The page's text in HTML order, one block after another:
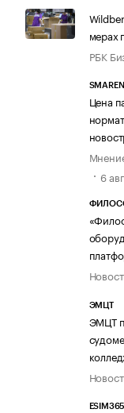
мерах
РБК
Цена
6
ЭМЦТ
ЭМЦТ
ESIM365